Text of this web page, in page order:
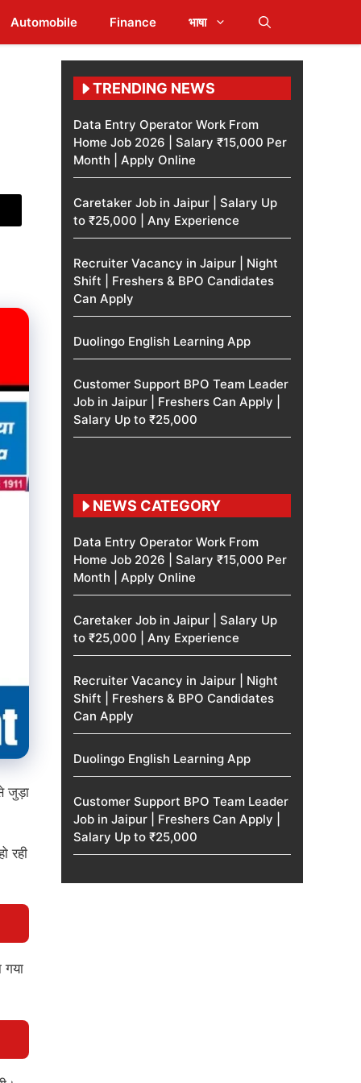
Automobile Finance भाषा
जुड़ा
रही
TRENDING NEWS
Data Entry Operator Work From
Home Job 2026 | Salary ₹15,000 Per
Month | Apply Online
Caretaker Job in Jaipur | Salary Up
to ₹25,000 | Any Experience
Recruiter Vacancy in Jaipur | Night
Shift | Freshers & BPO Candidates
Can Apply
Duolingo English Learning App
Customer Support BPO Team Leader
Job in Jaipur | Freshers Can Apply |
Salary Up to ₹25,000
NEWS CATEGORY
Data Entry Operator Work From
Home Job 2026 | Salary ₹15,000 Per
Month | Apply Online
Caretaker Job in Jaipur | Salary Up
to ₹25,000 | Any Experience
Recruiter Vacancy in Jaipur | Night
Shift | Freshers & BPO Candidates
Can Apply
Duolingo English Learning App
Customer Support BPO Team Leader
Job in Jaipur | Freshers Can Apply |
Salary Up to ₹25,000